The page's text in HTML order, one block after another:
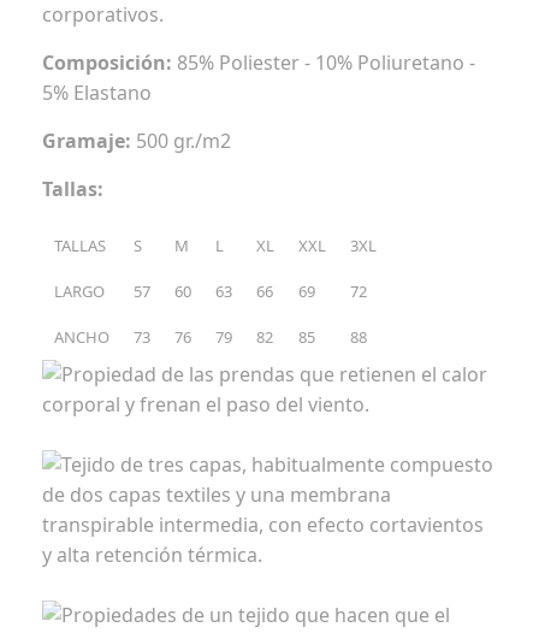
corporativos.
Composición: 85% Poliester - 10% Poliuretano -
5% Elastano
Gramaje: 500 gr./m2
Tallas:
TALLAS S M L XL XXL 3XL
LARGO 57 60 63 66 69 72
ANCHO 73 76 79 82 85 88